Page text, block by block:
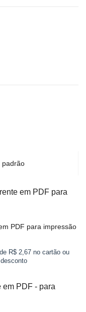
PDF para impressão
R$ 2,67 no cartão ou